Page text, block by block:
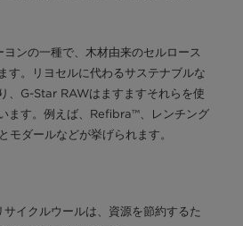
ヨンの一種で、木材由来のセルロース
す。リヨセルに代わるサステナブルな
、G-Star RAWはますますそれらを使
ます。例えば、Refibra™、レンチング
モダールなどが挙げられます。
サイクルウールは、資源を節約するた